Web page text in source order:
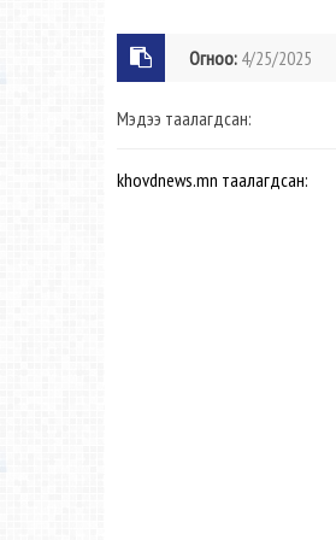
Огноо: 4/25/2025
Мэдээ таалагдсан:
khovdnews.mn таалагдсан: